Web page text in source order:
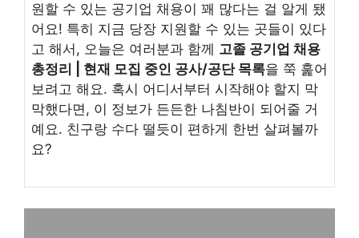
원할 수 있는 공기업 채용이 꽤 많다는 걸 알게 됐
어요! 특히 지금 당장 지원할 수 있는 곳들이 있다
고 해서, 오늘은 여러분과 함께 고졸 공기업 채용
총정리 | 현재 모집 중인 공사/공단 목록을 쭉 훑어
보려고 해요. 혹시 어디서부터 시작해야 할지 막
막했다면, 이 정보가 든든한 나침반이 되어줄 거
예요. 친구랑 수다 떨듯이 편하게 한번 살펴볼까
요?